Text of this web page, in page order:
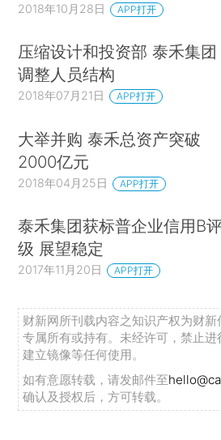
2018年10月28日 APP打开
压缩设计和投资部 泰禾集团
调整人员结构
2018年07月21日 APP打开
大举并购 泰禾总资产突破
2000亿元
2018年04月25日 APP打开
泰禾集团获标普企业信用B
级 展望稳定
2017年11月20日 APP打开
财新网所刊载内容之知识产权为财
专属所有或持有。未经许可，禁止进
建立镜像等任何使用。
如有意愿转载，请发邮件至
确认及授权后，方可转载。